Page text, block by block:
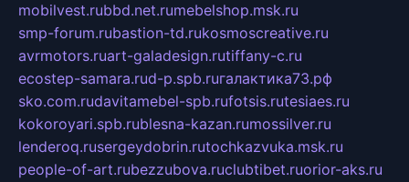
mobilvest.rubbd.net.rumebelshop.msk.ru
smp-forum.rubastion-td.rukosmoscreative.ru
avrmotors.ruart-galadesign.rutiffany-c.ru
ecostep-samara.rud-p.spb.ruгалактика73.рф
sko.com.rudavitamebel-spb.rufotsis.rutesiaes.ru
kokoroyari.spb.rublesna-kazan.rumossilver.ru
lenderoq.rusergeydobrin.rutochkazvuka.msk.ru
people-of-art.rubezzubova.ruclubtibet.ruorior-aks.ru